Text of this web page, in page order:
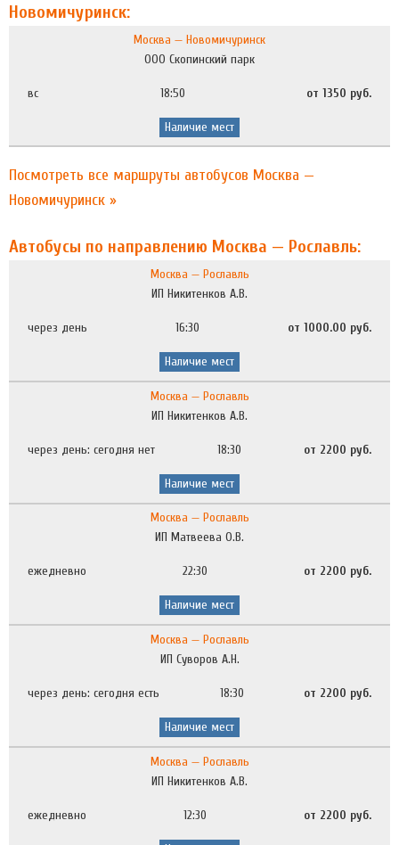
Новомичуринск:
Москва — Новомичуринск
ООО Скопинский парк
вс 18:50 от 1350 руб.
Наличие мест
Посмотреть все маршруты автобусов Москва —
Новомичуринск »
Автобусы по направлению Москва — Рославль:
Москва — Рославль
ИП Никитенков А.В.
через день 16:30 от 1000.00 руб.
Наличие мест
Москва — Рославль
ИП Никитенков А.В.
через день: сегодня нет 18:30 от 2200 руб.
Наличие мест
Москва — Рославль
ИП Матвеева О.В.
ежедневно 22:30 от 2200 руб.
Наличие мест
Москва — Рославль
ИП Суворов А.Н.
через день: сегодня есть 18:30 от 2200 руб.
Наличие мест
Москва — Рославль
ИП Никитенков А.В.
ежедневно 12:30 от 2200 руб.